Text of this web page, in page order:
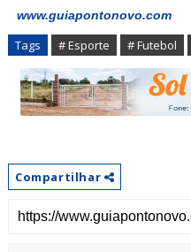
www.guiapontonovo.com
Tags # Esporte # Futebol
Compartilhar